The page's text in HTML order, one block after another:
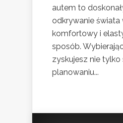
autem to
odkrywanie świata
komfortowy i
sposób.
zyskujesz nie
planowaniu...